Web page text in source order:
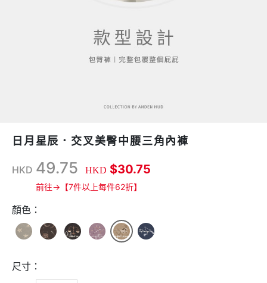
日月星辰．交叉美臀中腰三角內褲
HKD 49.75 HKD $30.75
前往→【7件以上每件62折】
顏色：
尺寸：